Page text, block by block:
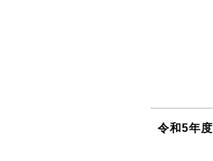
令和5年度